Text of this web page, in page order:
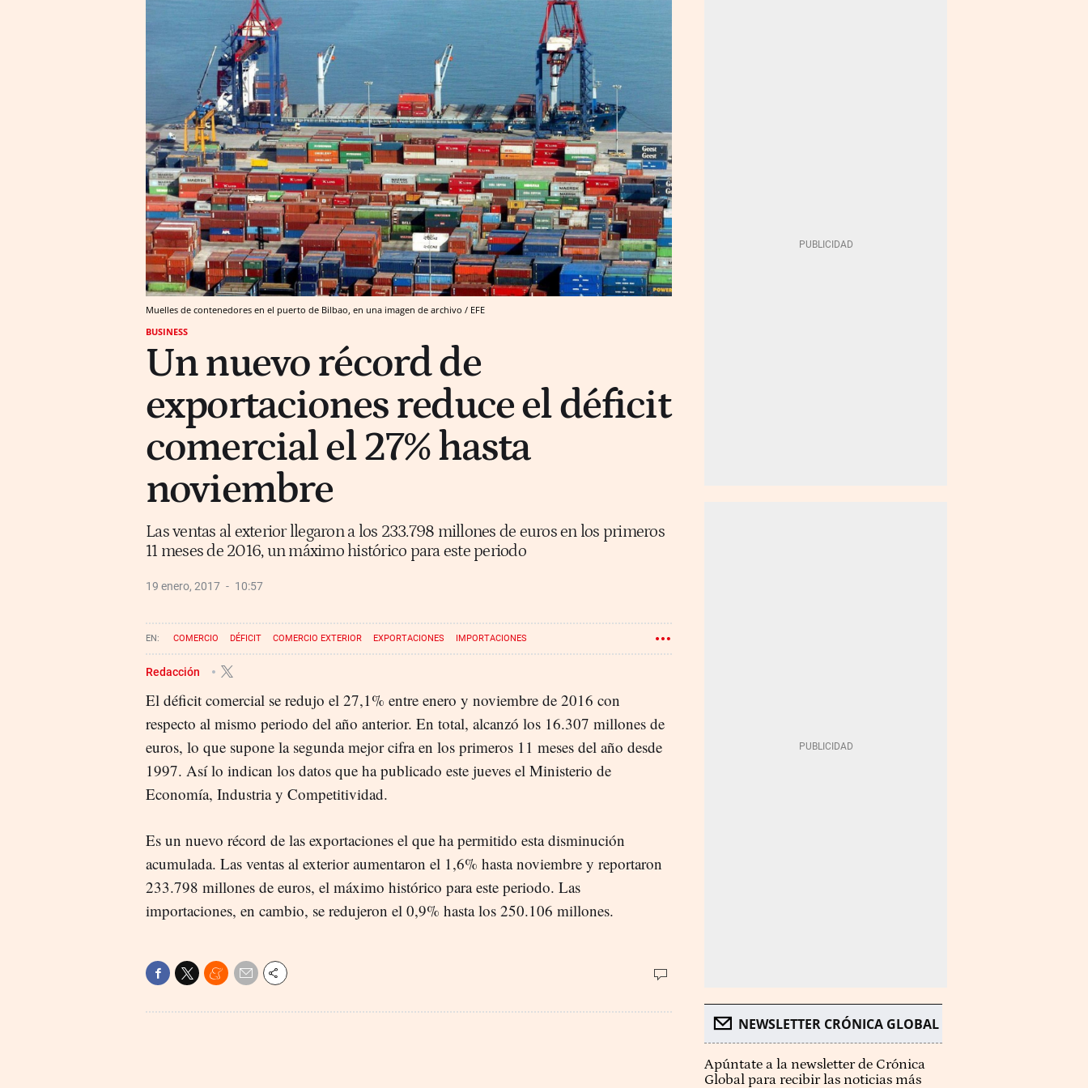
Muelles de contenedores en el puerto de Bilbao, en una imagen de archivo / EFE
BUSINESS
Un nuevo récord de
exportaciones reduce el déficit
comercial el 27% hasta
noviembre
Las ventas al exterior llegaron a los 233.798 millones de euros en los primeros
11 meses de 2016, un máximo histórico para este periodo
19 enero, 2017 10:57
COMERCIO DÉFICIT COMERCIO EXTERIOR EXPORTACIONES IMPORTACIONES
Redacción
El déficit comercial se redujo el 27,1% entre enero y noviembre de 2016 con
respecto al mismo periodo del año anterior. En total, alcanzó los 16.307 millones de
euros, lo que supone la segunda mejor cifra en los primeros 11 meses del año desde
1997. Así lo indican los datos que ha publicado este jueves el Ministerio de
Economía, Industria y Competitividad.
Es un nuevo récord de las exportaciones el que ha permitido esta disminución
acumulada. Las ventas al exterior aumentaron el 1,6% hasta noviembre y reportaron
233.798 millones de euros, el máximo histórico para este periodo. Las
importaciones, en cambio, se redujeron el 0,9% hasta los 250.106 millones.
NEWSLETTER CRÓNICA GLOBAL
Apúntate a la newsletter de Crónica
Global para recibir las noticias más